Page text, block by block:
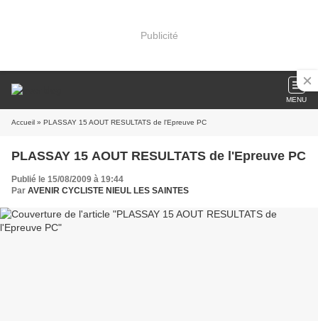
Publicité
MENU
Accueil » PLASSAY 15 AOUT RESULTATS de l'Epreuve PC
PLASSAY 15 AOUT RESULTATS de l'Epreuve PC
Publié le 15/08/2009 à 19:44
Par AVENIR CYCLISTE NIEUL LES SAINTES